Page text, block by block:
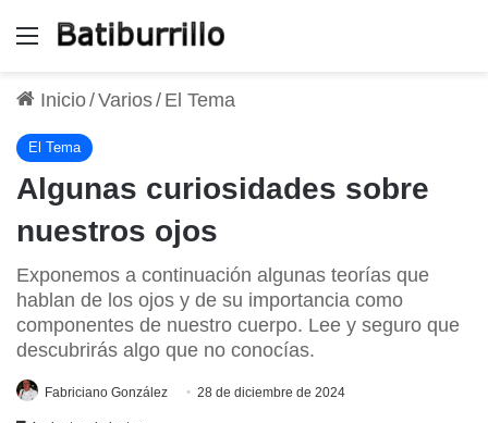
Menú
Inicio/Varios/ El Tema
El Tema
Algunas curiosidades sobre
nuestros ojos
Exponemos a continuación algunas teorías que
hablan de los ojos y de su importancia como
componentes de nuestro cuerpo. Lee y seguro que
descubrirás algo que no conocías.
Fabriciano González 28 de diciembre de 2024